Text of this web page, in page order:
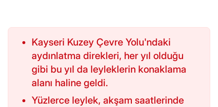
Kayseri Kuzey Çevre Yolu'ndaki
aydınlatma direkleri, her yıl olduğu
gibi bu yıl da leyleklerin konaklama
alanı haline geldi.
Yüzlerce leylek, akşam saatlerinde